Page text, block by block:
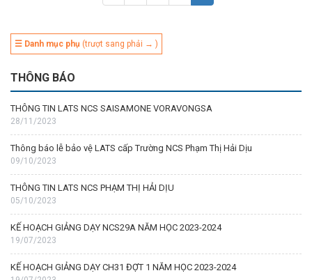
☰ Danh mục phụ (trượt sang phải → )
THÔNG BÁO
THÔNG TIN LATS NCS SAISAMONE VORAVONGSA
28/11/2023
Thông báo lễ bảo vệ LATS cấp Trường NCS Phạm Thị Hải Dịu
09/10/2023
THÔNG TIN LATS NCS PHẠM THỊ HẢI DỊU
05/10/2023
KẾ HOẠCH GIẢNG DẠY NCS29A NĂM HỌC 2023-2024
19/07/2023
KẾ HOẠCH GIẢNG DẠY CH31 ĐỢT 1 NĂM HỌC 2023-2024